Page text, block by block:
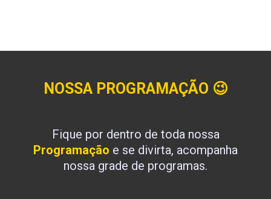
NOSSA PROGRAMAÇÃO 😉
Fique por dentro de toda nossa
Programação e se divirta, acompanha
nossa grade de programas.